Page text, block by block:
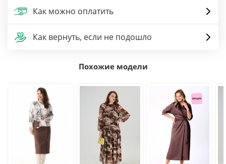
Как можно оплатить
Как вернуть, если не подошло
Похожие модели